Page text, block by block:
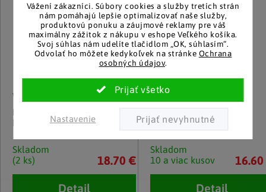
Vážení zákazníci. Súbory cookies a služby tretích strán
nám pomáhajú lepšie optimalizovať naše služby,
produktovú ponuku a záujmové reklamy pre váš
maximálny zážitok z nákupu v eshope Veľkého košíka.
Svoj súhlas nám udelíte tlačidlom „OK, súhlasím“.
Odvolať ho môžete kedykoľvek na stránke Ochrana
osobných údajov.
Nastavenie
WENKO
LED Solárny záhradný zápich
Mačka
Skladom
(2 ks)
18.70 €
Detail
Haushalt international
Solárna soška anjela so
svetelným krížom
Skladom
10 a viac kusov
Detail